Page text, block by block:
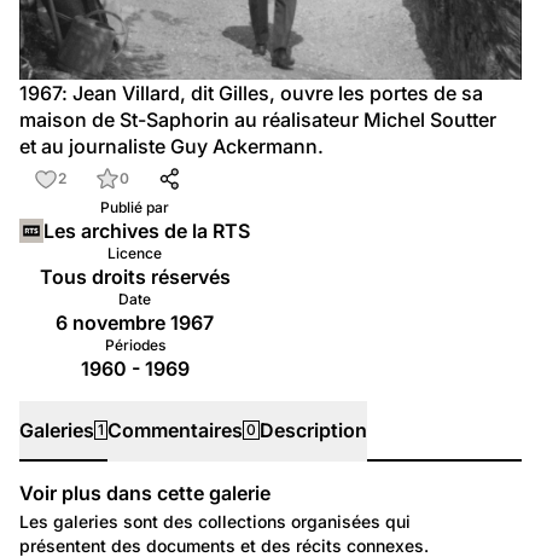
1967: Jean Villard, dit Gilles, ouvre les portes de sa
maison de St-Saphorin au réalisateur Michel Soutter
et au journaliste Guy Ackermann.
2
0
Publié par
Les archives de la RTS
Licence
Tous droits réservés
Date
6 novembre 1967
Périodes
1960 - 1969
Galeries 1 Commentaires 0 Description
Galeries
Voir plus dans cette galerie
Les galeries sont des collections organisées qui
présentent des documents et des récits connexes.